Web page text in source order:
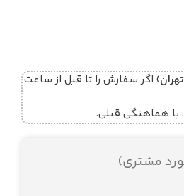
) اگر سفارش را تا قبل از ساعت
با هماهنگی قبلی.
مشتری)